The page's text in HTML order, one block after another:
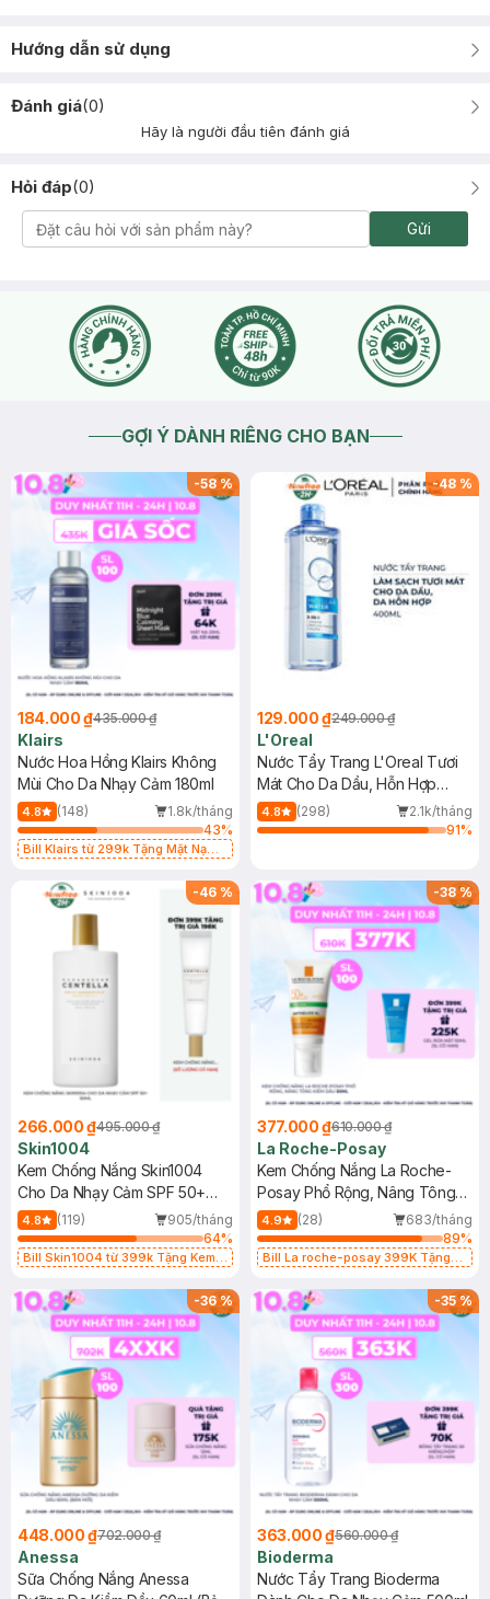
Hướng dẫn sử dụng
Đánh giá(0)
Hãy là người đầu tiên đánh giá
Hỏi đáp(0)
Gửi
GỢI Ý DÀNH RIÊNG CHO BẠN
-58%
184.000 ₫435.000 ₫
Klairs
Nước Hoa Hồng Klairs Không
Mùi Cho Da Nhạy Cảm 180ml
4.8 (148)
1.8k/tháng
43%
Bill Klairs từ 299k Tặng Mặt Nạ
25ml (SL Có Hạn)
-48 %
129.000 ₫249.000 ₫
L'Oreal
Nước Tẩy Trang L'Oreal Tươi
Mát Cho Da Dầu, Hỗn Hợp
400ml
4.8 (298)
2.1k/tháng
91%
-46 %
266.000 ₫495.000 ₫
Skin1004
Kem Chống Nắng Skin1004
Cho Da Nhạy Cảm SPF 50+
50ml
4.8 (119)
905/tháng
64%
Bill Skin1004 từ 399k Tặng Kem
SPF 50+ 20ml (SL Có Hạn)
-38%
377.000 ₫610.000 ₫
La Roche-Posay
Kem Chống Nắng La Roche-
Posay Phổ Rộng, Nâng Tông
Kiềm Dầu 50ml
4.9 (28)
683/tháng
89%
Bill La roche-posay 399K Tặng
(SL có hạn)
-36%
448.000 ₫702.000 ₫
Anessa
Sữa Chống Nắng Anessa
-35%
363.000 ₫560.000 ₫
Bioderma
Nước Tẩy Trang Bioderma